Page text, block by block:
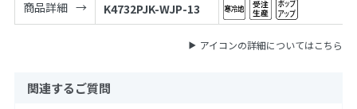
商品詳細
K4732PJK-WJP-13
アイコンの詳細についてはこちら
関連するご質問